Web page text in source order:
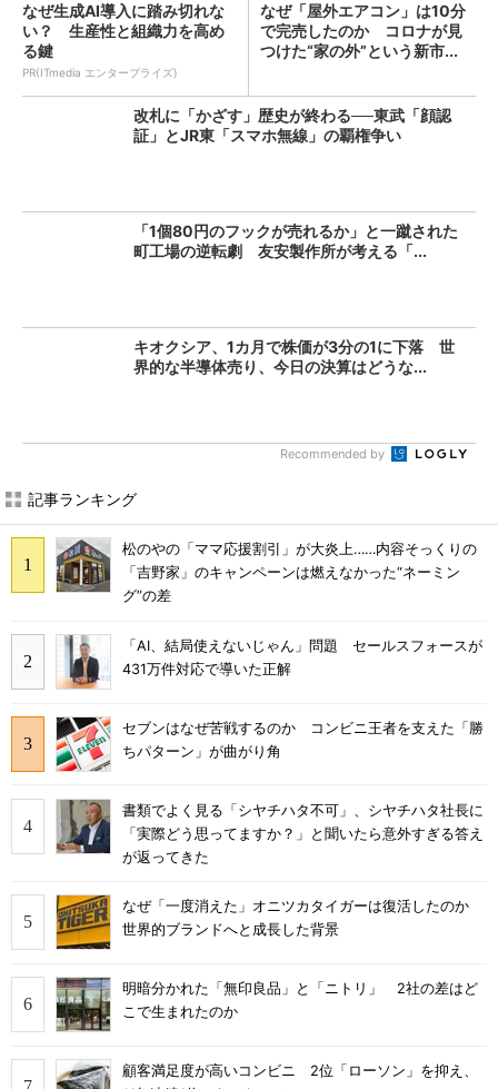
なぜ生成AI導入に踏み切れな
い？ 生産性と組織力を高め
る鍵
PR(ITmedia エンタープライズ)
なぜ「屋外エアコン」は10分
で完売したのか コロナが見
つけた“家の外”という新市...
改札に「かざす」歴史が終わる──東武「顔認
証」とJR東「スマホ無線」の覇権争い
「1個80円のフックが売れるか」と一蹴された
町工場の逆転劇 友安製作所が考える「...
キオクシア、1カ月で株価が3分の1に下落 世
界的な半導体売り、今日の決算はどうな...
Recommended by
記事ランキング
松のやの「ママ応援割引」が大炎上……内容そっくりの
「吉野家」のキャンペーンは燃えなかった“ネーミン
グ”の差
「AI、結局使えないじゃん」問題 セールスフォースが
431万件対応で導いた正解
セブンはなぜ苦戦するのか コンビニ王者を支えた「勝
ちパターン」が曲がり角
書類でよく見る「シヤチハタ不可」、シヤチハタ社長に
「実際どう思ってますか？」と聞いたら意外すぎる答え
が返ってきた
なぜ「一度消えた」オニツカタイガーは復活したのか
世界的ブランドへと成長した背景
明暗分かれた「無印良品」と「ニトリ」 2社の差はど
こで生まれたのか
顧客満足度が高いコンビニ 2位「ローソン」を抑え、